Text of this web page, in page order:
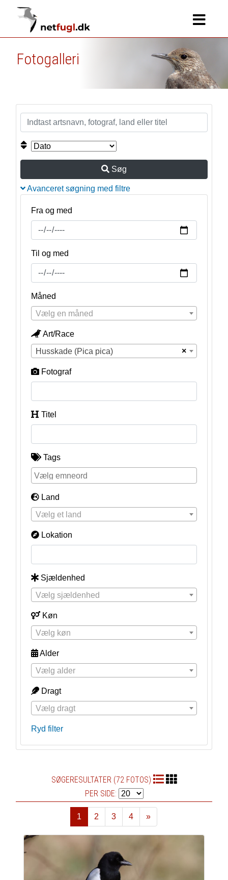
Fotogalleri
Søg
Avanceret søgning med filtre
Fra og med
Til og med
Måned
Vælg en måned
Art/Race
×
Husskade (Pica pica)
Fotograf
Titel
Tags
Land
Vælg et land
Lokation
Sjældenhed
Vælg sjældenhed
Køn
Vælg køn
Alder
Vælg alder
Dragt
Vælg dragt
Ryd filter
SØGERESULTATER (72 FOTOS)
PER SIDE:
1 2 3 4
»
Næste